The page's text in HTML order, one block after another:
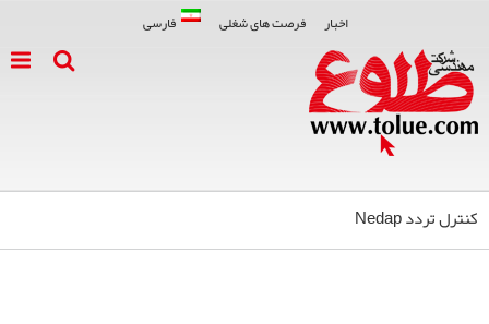
اخبار فرصت های شغلی فارسی
کنترل تردد Nedap